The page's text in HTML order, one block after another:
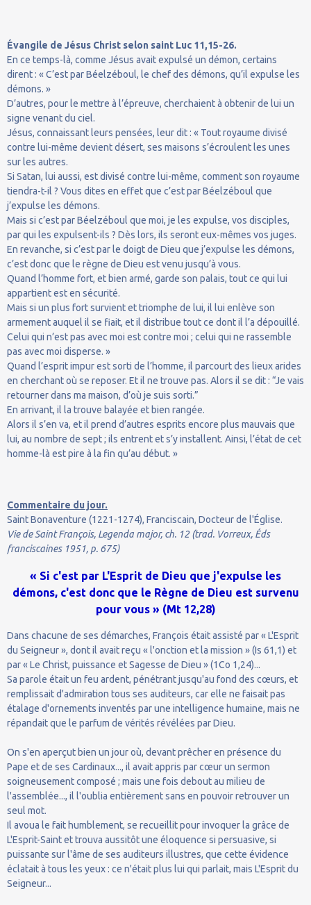
Évangile de Jésus Christ selon saint Luc 11,15-26.
En ce temps-là, comme Jésus avait expulsé un démon, certains
dirent : « C’est par Béelzéboul, le chef des démons, qu’il expulse les
démons. »
D’autres, pour le mettre à l’épreuve, cherchaient à obtenir de lui un
signe venant du ciel.
Jésus, connaissant leurs pensées, leur dit : « Tout royaume divisé
contre lui-même devient désert, ses maisons s’écroulent les unes
sur les autres.
Si Satan, lui aussi, est divisé contre lui-même, comment son royaume
tiendra-t-il ? Vous dites en effet que c’est par Béelzéboul que
j’expulse les démons.
Mais si c’est par Béelzéboul que moi, je les expulse, vos disciples,
par qui les expulsent-ils ? Dès lors, ils seront eux-mêmes vos juges.
En revanche, si c’est par le doigt de Dieu que j’expulse les démons,
c’est donc que le règne de Dieu est venu jusqu’à vous.
Quand l’homme fort, et bien armé, garde son palais, tout ce qui lui
appartient est en sécurité.
Mais si un plus fort survient et triomphe de lui, il lui enlève son
armement auquel il se fiait, et il distribue tout ce dont il l’a dépouillé.
Celui qui n’est pas avec moi est contre moi ; celui qui ne rassemble
pas avec moi disperse. »
Quand l’esprit impur est sorti de l’homme, il parcourt des lieux arides
en cherchant où se reposer. Et il ne trouve pas. Alors il se dit : “Je vais
retourner dans ma maison, d’où je suis sorti.”
En arrivant, il la trouve balayée et bien rangée.
Alors il s’en va, et il prend d’autres esprits encore plus mauvais que
lui, au nombre de sept ; ils entrent et s’y installent. Ainsi, l’état de cet
homme-là est pire à la fin qu’au début. »
Commentaire du jour.
Saint Bonaventure (1221-1274), Franciscain, Docteur de l'Église.
Vie de Saint François, Legenda major, ch. 12 (trad. Vorreux, Éds
franciscaines 1951, p. 675)
« Si c'est par L'Esprit de Dieu que j'expulse les
démons, c'est donc que le Règne de Dieu est survenu
pour vous » (Mt 12,28)
Dans chacune de ses démarches, François était assisté par « L'Esprit
du Seigneur », dont il avait reçu « l'onction et la mission » (Is 61,1) et
par « Le Christ, puissance et Sagesse de Dieu » (1Co 1,24)...
Sa parole était un feu ardent, pénétrant jusqu'au fond des cœurs, et
remplissait d'admiration tous ses auditeurs, car elle ne faisait pas
étalage d'ornements inventés par une intelligence humaine, mais ne
répandait que le parfum de vérités révélées par Dieu.
On s'en aperçut bien un jour où, devant prêcher en présence du
Pape et de ses Cardinaux..., il avait appris par cœur un sermon
soigneusement composé ; mais une fois debout au milieu de
l'assemblée..., il l'oublia entièrement sans en pouvoir retrouver un
seul mot.
Il avoua le fait humblement, se recueillit pour invoquer la grâce de
L'Esprit-Saint et trouva aussitôt une éloquence si persuasive, si
puissante sur l'âme de ses auditeurs illustres, que cette évidence
éclatait à tous les yeux : ce n'était plus lui qui parlait, mais L'Esprit du
Seigneur...